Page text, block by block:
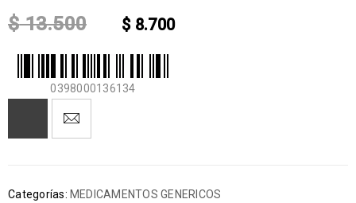
$13.500 $8.700
0398000136134
Categorías: MEDICAMENTOS GENERICOS